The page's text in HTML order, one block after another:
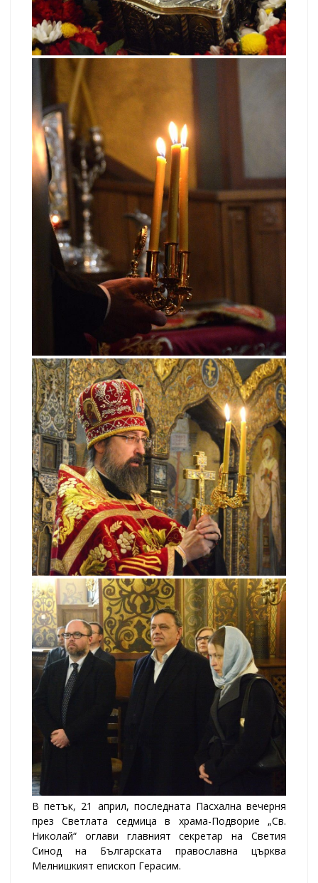
В петък, 21 април, последната Пасхална вечерня
през Светлата седмица в храма-Подворие „Св.
Николай“ оглави главният секретар на Светия
Синод на Българската православна църква
Мелнишкият епископ Герасим.